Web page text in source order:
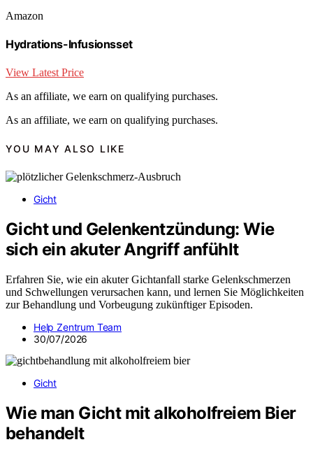
Amazon
Hydrations-Infusionsset
View Latest Price
As an affiliate, we earn on qualifying purchases.
As an affiliate, we earn on qualifying purchases.
YOU MAY ALSO LIKE
Gicht
Gicht und Gelenkentzündung: Wie
sich ein akuter Angriff anfühlt
Erfahren Sie, wie ein akuter Gichtanfall starke Gelenkschmerzen
und Schwellungen verursachen kann, und lernen Sie Möglichkeiten
zur Behandlung und Vorbeugung zukünftiger Episoden.
Help Zentrum Team
30/07/2026
Gicht
Wie man Gicht mit alkoholfreiem Bier
behandelt